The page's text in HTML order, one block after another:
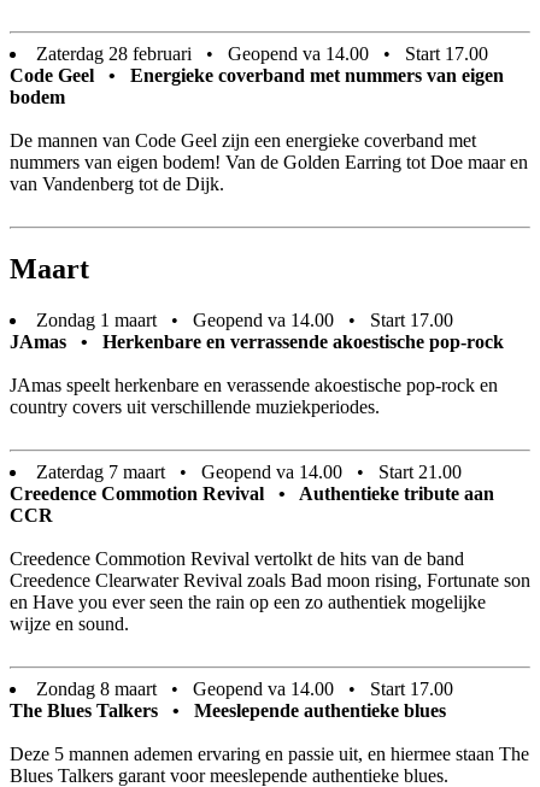
Zaterdag 28 februari • Geopend va 14.00 • Start 17.00
Code Geel • Energieke coverband met nummers van eigen
bodem
De mannen van Code Geel zijn een energieke coverband met
nummers van eigen bodem! Van de Golden Earring tot Doe maar en
van Vandenberg tot de Dijk.
Maart
Zondag 1 maart • Geopend va 14.00 • Start 17.00
JAmas • Herkenbare en verrassende akoestische pop-rock
JAmas speelt herkenbare en verassende akoestische pop-rock en
country covers uit verschillende muziekperiodes.
Zaterdag 7 maart • Geopend va 14.00 • Start 21.00
Creedence Commotion Revival • Authentieke tribute aan
CCR
Creedence Commotion Revival vertolkt de hits van de band
Creedence Clearwater Revival zoals Bad moon rising, Fortunate son
en Have you ever seen the rain op een zo authentiek mogelijke
wijze en sound.
Zondag 8 maart • Geopend va 14.00 • Start 17.00
The Blues Talkers • Meeslepende authentieke blues
Deze 5 mannen ademen ervaring en passie uit, en hiermee staan The
Blues Talkers garant voor meeslepende authentieke blues.